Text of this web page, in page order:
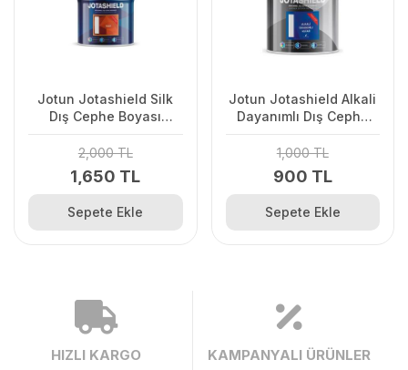
Jotun Jotashield Silk
Dış Cephe Boyası
2,000 TL
1,650 TL
Sepete Ekle
Jotun Jotashield Alkali
Dayanımlı Dış Cephe
1,000 TL
900 TL
Sepete Ekle
HIZLI KARGO KAMPANYALI ÜRÜNLER